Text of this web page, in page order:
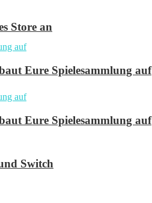
Eure Spielesammlung auf
Switch
Store an
Eure Spielesammlung auf